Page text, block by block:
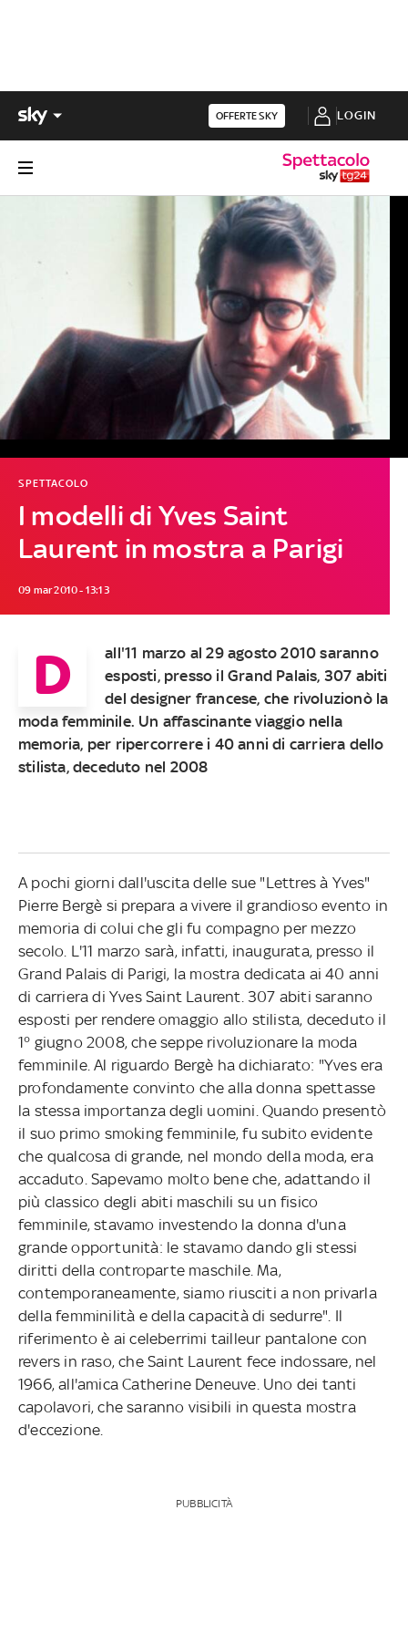
OFFERTE SKY LOGIN
I modelli di Yves Saint
Laurent in mostra a Parigi
SPETTACOLO
09 mar 2010 - 13:13
D
all'11 marzo al 29 agosto 2010 saranno
esposti, presso il Grand Palais, 307 abiti
del designer francese, che rivoluzionò la
moda femminile. Un affascinante viaggio nella
memoria, per ripercorrere i 40 anni di carriera dello
stilista, deceduto nel 2008
A pochi giorni dall'uscita delle sue "Lettres à Yves"
Pierre Bergè si prepara a vivere il grandioso evento in
memoria di colui che gli fu compagno per mezzo
secolo. L'11 marzo sarà, infatti, inaugurata, presso il
Grand Palais di Parigi, la mostra dedicata ai 40 anni
di carriera di Yves Saint Laurent. 307 abiti saranno
esposti per rendere omaggio allo stilista, deceduto il
1° giugno 2008, che seppe rivoluzionare la moda
femminile. Al riguardo Bergè ha dichiarato: "Yves era
profondamente convinto che alla donna spettasse
la stessa importanza degli uomini. Quando presentò
il suo primo smoking femminile, fu subito evidente
che qualcosa di grande, nel mondo della moda, era
accaduto. Sapevamo molto bene che, adattando il
più classico degli abiti maschili su un fisico
femminile, stavamo investendo la donna d'una
grande opportunità: le stavamo dando gli stessi
diritti della controparte maschile. Ma,
contemporaneamente, siamo riusciti a non privarla
della femminilità e della capacità di sedurre". Il
riferimento è ai celeberrimi tailleur pantalone con
revers in raso, che Saint Laurent fece indossare, nel
1966, all'amica Catherine Deneuve. Uno dei tanti
capolavori, che saranno visibili in questa mostra
d'eccezione.
PUBBLICITÀ